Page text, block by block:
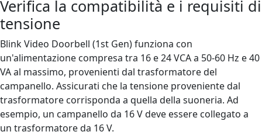
Verifica la compatibilità e i requisiti di
tensione
Blink Video Doorbell (1st Gen) funziona con
un'alimentazione compresa tra 16 e 24 VCA a 50-60 Hz e 40
VA al massimo, provenienti dal trasformatore del
campanello. Assicurati che la tensione proveniente dal
trasformatore corrisponda a quella della suoneria. Ad
esempio, un campanello da 16 V deve essere collegato a
un trasformatore da 16 V.